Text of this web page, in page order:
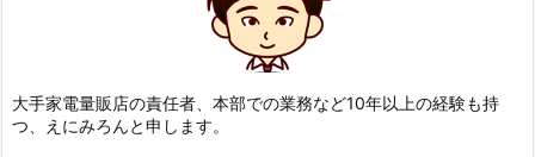
大手家電量販店の責任者、本部での業務など10年以上の経験も持
つ、えにみろんと申します。